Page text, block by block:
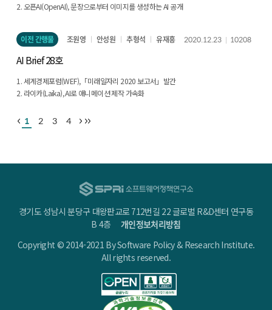
2. 오픈AI(OpenAI), 문장으로부터 이미지를 생성하는 AI 공개
4. 美 국방예산 중 6조원 이상 AI 연구개발에 투자
이전 간행물 조원영 안성원 추형석 유재흥 2020.12.23 10208
AI Brief 28호
1. 세계경제포럼(WEF),「미래일자리 2020 보고서」발간
2. 라이카(Laika), AI로 애니메이션 제작 가속화
4. AI 활용 확대를 위한 모델 경량화 연구 본격화
1 2 3 4
경기도 성남시 분당구 대왕판교로 712번길 22 글로벌 R&D센터 연구동
B 4층개인정보처리방침
Copyright © 2014-2021 By Software Policy & Research Institute.
All rights reserved.